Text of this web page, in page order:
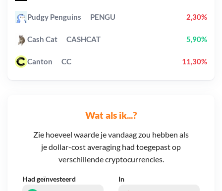
Wat als ik...?
Zie hoeveel waarde je vandaag zou hebben als
je dollar-cost averaging had toegepast op
verschillende cryptocurrencies.
Had geïnvesteerd In
Pudgy Penguins PENGU 2,30%
Cash Cat CASHCAT 5,90%
Canton CC 11,30%